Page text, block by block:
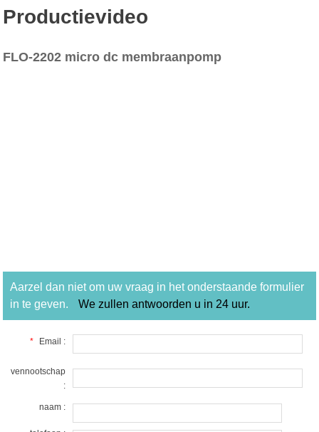
Productievideo
FLO-2202 micro dc membraanpomp
Aarzel dan niet om uw vraag in het onderstaande formulier
in te geven.
We zullen antwoorden u in 24 uur.
* Email :
vennootschap
:
naam :